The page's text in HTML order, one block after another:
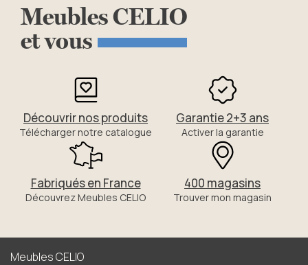
MeublesCELIO
etvous
Découvrir nos produits
Télécharger notre catalogue
Garantie 2+3 ans
Activer la garantie
Fabriqués en France
Découvrez Meubles CELIO
400 magasins
Trouver mon magasin
Meubles CELIO